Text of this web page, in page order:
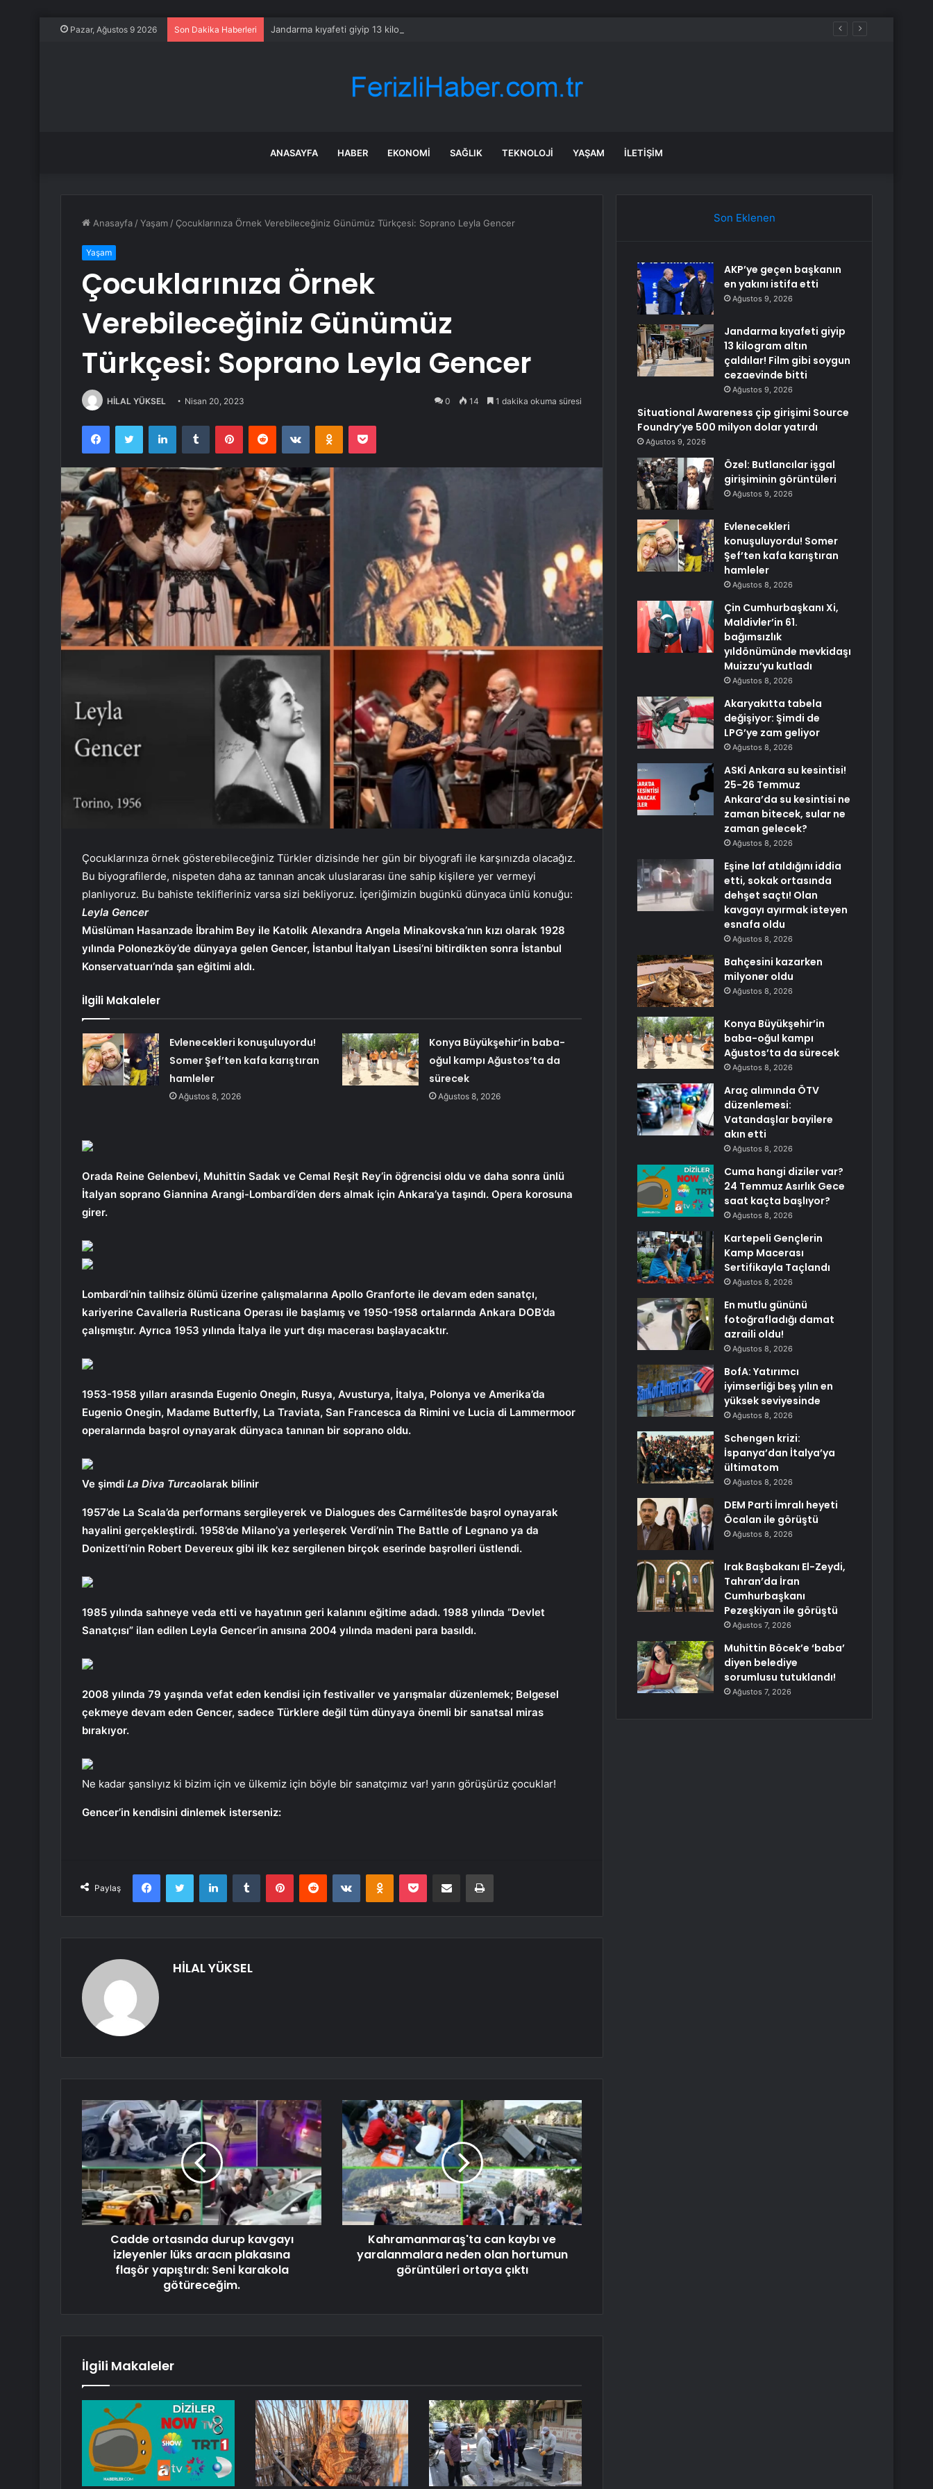
Pazar, Ağustos 9 2026 Son Dakika Haberleri Jandarma kıyafeti giyip 13 kilogram altın çaldılar! Film gibi soygun cezaevinde bitti
ANASAYFA HABER EKONOMI SAĞLIK TEKNOLOJI YAŞAM İLETIŞIM
Anasayfa /Yaşam / Çocuklarınıza Örnek Verebileceğiniz Günümüz Türkçesi: Soprano Leyla Gencer
Yaşam
Çocuklarınıza Örnek
Verebileceğiniz Günümüz
Türkçesi: Soprano Leyla Gencer
HİLAL YÜKSEL Nisan 20, 2023 0 14 1 dakika okuma süresi
FacebookTwitter LinkedInTumblr PinterestReddit VKontakteOdnoklassniki
Pocket
Çocuklarınıza örnek gösterebileceğiniz Türkler dizisinde her gün bir biyografi ile karşınızda olacağız.
Bu biyografilerde, nispeten daha az tanınan ancak uluslararası üne sahip kişilere yer vermeyi
planlıyoruz. Bu bahiste teklifleriniz varsa sizi bekliyoruz. İçeriğimizin bugünkü dünyaca ünlü konuğu:
Leyla Gencer
Müslüman Hasanzade İbrahim Bey ile Katolik Alexandra Angela Minakovska’nın kızı olarak 1928
yılında Polonezköy’de dünyaya gelen Gencer, İstanbul İtalyan Lisesi’ni bitirdikten sonra İstanbul
Konservatuarı’nda şan eğitimi aldı.
İlgili Makaleler
Evlenecekleri konuşuluyordu!
Somer Şef’ten kafa karıştıran
hamleler
Ağustos 8, 2026
Konya Büyükşehir’in baba-
oğul kampı Ağustos’ta da
sürecek
Ağustos 8, 2026
Orada Reine Gelenbevi, Muhittin Sadak ve Cemal Reşit Rey’in öğrencisi oldu ve daha sonra ünlü
İtalyan soprano Giannina Arangi-Lombardi’den ders almak için Ankara’ya taşındı. Opera korosuna
girer.
Lombardi’nin talihsiz ölümü üzerine çalışmalarına Apollo Granforte ile devam eden sanatçı,
kariyerine Cavalleria Rusticana Operası ile başlamış ve 1950-1958 ortalarında Ankara DOB’da
çalışmıştır. Ayrıca 1953 yılında İtalya ile yurt dışı macerası başlayacaktır.
1953-1958 yılları arasında Eugenio Onegin, Rusya, Avusturya, İtalya, Polonya ve Amerika’da
Eugenio Onegin, Madame Butterfly, La Traviata, San Francesca da Rimini ve Lucia di Lammermoor
operalarında başrol oynayarak dünyaca tanınan bir soprano oldu.
Ve şimdi La Diva Turcaolarak bilinir
1957’de La Scala’da performans sergileyerek ve Dialogues des Carmélites’de başrol oynayarak
hayalini gerçekleştirdi. 1958’de Milano’ya yerleşerek Verdi’nin The Battle of Legnano ya da
Donizetti’nin Robert Devereux gibi ilk kez sergilenen birçok eserinde başrolleri üstlendi.
1985 yılında sahneye veda etti ve hayatının geri kalanını eğitime adadı. 1988 yılında “Devlet
Sanatçısı” ilan edilen Leyla Gencer’in anısına 2004 yılında madeni para basıldı.
2008 yılında 79 yaşında vefat eden kendisi için festivaller ve yarışmalar düzenlemek; Belgesel
çekmeye devam eden Gencer, sadece Türklere değil tüm dünyaya önemli bir sanatsal miras
bırakıyor.
Ne kadar şanslıyız ki bizim için ve ülkemiz için böyle bir sanatçımız var! yarın görüşürüz çocuklar!
Gencer’in kendisini dinlemek isterseniz:
Paylaş
FacebookTwitter LinkedInTumblr PinterestReddit VKontakteOdnoklassniki
Pocket E-Posta ile paylaş Yazdır
HİLAL YÜKSEL
Cadde ortasında durup kavgayı
izleyenler lüks aracın plakasına
flaşör yapıştırdı: Seni karakola
götüreceğim.
Kahramanmaraş'ta can kaybı ve
yaralanmalara neden olan hortumun
görüntüleri ortaya çıktı
İlgili Makaleler
Son Eklenen
AKP’ye geçen başkanın
en yakını istifa etti
Ağustos 9, 2026
Jandarma kıyafeti giyip
13 kilogram altın
çaldılar! Film gibi soygun
cezaevinde bitti
Ağustos 9, 2026
Situational Awareness çip girişimi Source
Foundry’ye 500 milyon dolar yatırdı
Ağustos 9, 2026
Özel: Butlancılar işgal
girişiminin görüntüleri
Ağustos 9, 2026
Evlenecekleri
konuşuluyordu! Somer
Şef’ten kafa karıştıran
hamleler
Ağustos 8, 2026
Çin Cumhurbaşkanı Xi,
Maldivler’in 61.
bağımsızlık
yıldönümünde mevkidaşı
Muizzu’yu kutladı
Ağustos 8, 2026
Akaryakıtta tabela
değişiyor: Şimdi de
LPG’ye zam geliyor
Ağustos 8, 2026
ASKİ Ankara su kesintisi!
25-26 Temmuz
Ankara’da su kesintisi ne
zaman bitecek, sular ne
zaman gelecek?
Ağustos 8, 2026
Eşine laf atıldığını iddia
etti, sokak ortasında
dehşet saçtı! Olan
kavgayı ayırmak isteyen
esnafa oldu
Ağustos 8, 2026
Bahçesini kazarken
milyoner oldu
Ağustos 8, 2026
Konya Büyükşehir’in
baba-oğul kampı
Ağustos’ta da sürecek
Ağustos 8, 2026
Araç alımında ÖTV
düzenlemesi:
Vatandaşlar bayilere
akın etti
Ağustos 8, 2026
Cuma hangi diziler var?
24 Temmuz Asırlık Gece
saat kaçta başlıyor?
Ağustos 8, 2026
Kartepeli Gençlerin
Kamp Macerası
Sertifikayla Taçlandı
Ağustos 8, 2026
En mutlu gününü
fotoğrafladığı damat
azraili oldu!
Ağustos 8, 2026
BofA: Yatırımcı
iyimserliği beş yılın en
yüksek seviyesinde
Ağustos 8, 2026
Schengen krizi:
İspanya’dan İtalya’ya
ültimatom
Ağustos 8, 2026
DEM Parti İmralı heyeti
Öcalan ile görüştü
Ağustos 8, 2026
Irak Başbakanı El-Zeydi,
Tahran’da İran
Cumhurbaşkanı
Pezeşkiyan ile görüştü
Ağustos 7, 2026
Muhittin Böcek’e ‘baba’
diyen belediye
sorumlusu tutuklandı!
Ağustos 7, 2026